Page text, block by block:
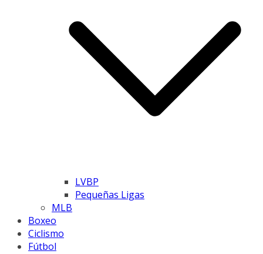
LVBP
Pequeñas Ligas
MLB
Boxeo
Ciclismo
Fútbol